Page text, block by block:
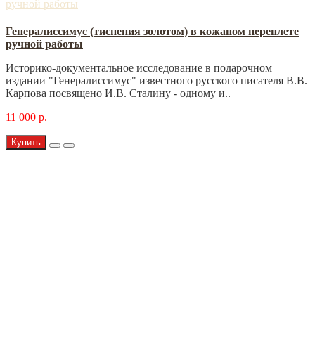
Генералиссимус (тиснения золотом) в кожаном переплете
ручной работы
Историко-документальное исследование в подарочном
издании "Генералиссимус" известного русского писателя В.В.
Карпова посвящено И.В. Сталину - одному и..
11 000 р.
Купить